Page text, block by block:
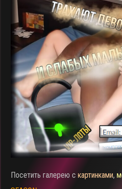
Посетить галерею скартинками,